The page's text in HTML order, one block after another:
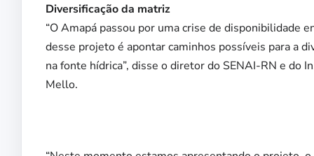
Diversificação da matriz
“O Amapá passou por uma crise de disponibilidade
desse projeto é apontar caminhos possíveis para a
na fonte hídrica”, disse o diretor do SENAI-RN e do
Mello.